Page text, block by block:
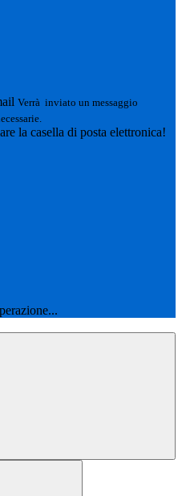
Verrà inviato un messaggio
la casella di posta elettronica!